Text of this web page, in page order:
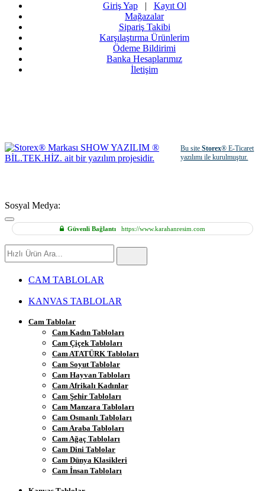
Giriş Yap| Kayıt Ol
Mağazalar
Sipariş Takibi
Karşılaştırma Ürünlerim
Ödeme Bildirimi
Banka Hesaplarımız
İletişim
Bu siteStorex® E-Ticaret
yazılımı ile kurulmuştur.
Sosyal Medya:
Güvenli Bağlantı https://www.karahanresim.com
Hızlı
Ürün
CAM TABLOLAR
KANVAS TABLOLAR
Cam Tablolar
Cam Kadın Tabloları
Cam Çiçek Tabloları
Cam ATATÜRK Tabloları
Cam Soyut Tablolar
Cam Hayvan Tabloları
Cam Afrikalı Kadınlar
Cam Şehir Tabloları
Cam Manzara Tabloları
Cam Osmanlı Tabloları
Cam Araba Tabloları
Cam Ağaç Tabloları
Cam Dini Tablolar
Cam Dünya Klasikleri
Cam İnsan Tabloları